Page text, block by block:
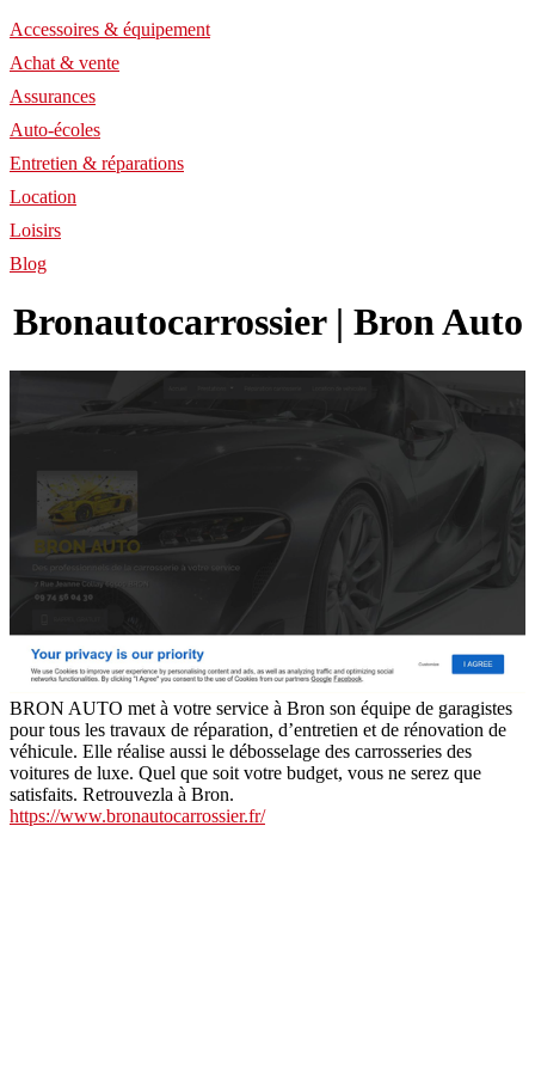
Accessoires & équipement
Achat & vente
Assurances
Auto-écoles
Entretien & réparations
Location
Loisirs
Blog
Bronauto­car­ros­sier | Bron Auto
BRON AUTO met à votre service à Bron son équipe de garagistes
pour tous les travaux de réparation, d’entretien et de rénovation de
véhicule. Elle réalise aussi le débosselage des carrosseries des
voitures de luxe. Quel que soit votre budget, vous ne serez que
satisfaits. Retrouvezla à Bron.
https://www.bronautocarrossier.fr/